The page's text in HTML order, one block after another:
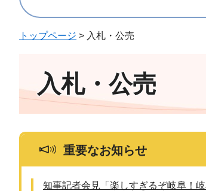
じ
じ
トップページ > 入札・公売
入札・公売
重要なお知らせ
知事記者会見「楽しすぎるぞ岐阜！